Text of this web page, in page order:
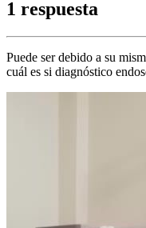
1 respuesta
Puede ser debido a su
cuál es si diagnóstico